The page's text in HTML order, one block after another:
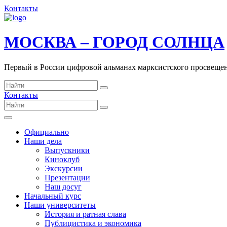
Контакты
МОСКВА – ГОРОД СОЛНЦА
Первый в России цифровой альманах марксистского
Контакты
Официально
Наши дела
Выпускники
Киноклуб
Экскурсии
Презентации
Наш досуг
Начальный курс
Наши университеты
История и ратная слава
Публицистика и экономика